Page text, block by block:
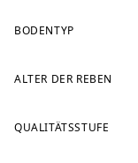
BODENTYP
ALTER DER REBEN
QUALITÄTSSTUFE